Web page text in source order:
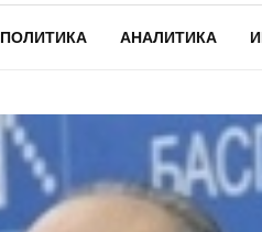
ПОЛИТИКА АНАЛИТИКА